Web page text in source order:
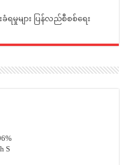
ရမှုများ ပြန်လည်စီစစ်ရေး
S